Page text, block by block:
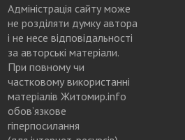
Адміністрація сайту може
не розділяти думку автора
і не несе відповідальності
за авторські матеріали.
При повному чи
частковому використанні
матеріалів Житомир.info
обов’язкове
гіперпосилання